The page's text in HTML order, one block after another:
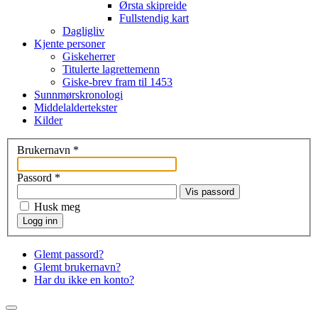
Ørsta skipreide
Fullstendig kart
Dagligliv
Kjente personer
Giskeherrer
Titulerte lagrettemenn
Giske-brev fram til 1453
Sunnmørskronologi
Middelaldertekster
Kilder
Brukernavn *
Passord *
Vis passord
Husk meg
Logg inn
Glemt passord?
Glemt brukernavn?
Har du ikke en konto?